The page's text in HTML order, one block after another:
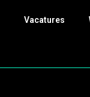
Vacatures